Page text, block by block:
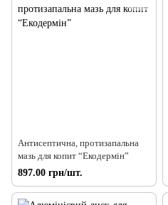
Антисептична, протизапальна
мазь для копит “Екодермін”
897.00 грн/шт.